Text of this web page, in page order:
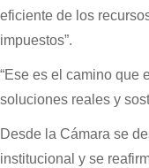
eficiente de los
impuestos”.
“Ese es el camino que
soluciones reales y
Desde la Cámara se
institucional y se